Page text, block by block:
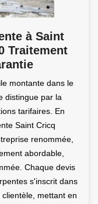
à Saint
Traitement
montante dans le
distingue par la
tarifaires. En
Saint Cricq
renommée,
abordable,
Chaque devis
s'inscrit dans
mettant en